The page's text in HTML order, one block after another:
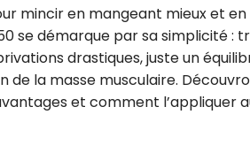
mincir en mangeant mieux et
se démarque par sa simplicité :
drastiques, juste un
la masse musculaire.
et comment l’appliquer